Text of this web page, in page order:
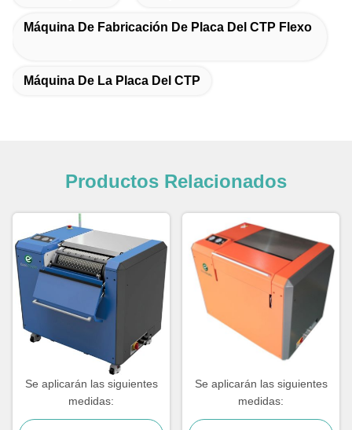
Máquina De Fabricación De Placa Del CTP Flexo
Máquina De La Placa Del CTP
Productos Relacionados
Se aplicarán las siguientes
medidas:
Se aplicarán las siguientes
medidas: